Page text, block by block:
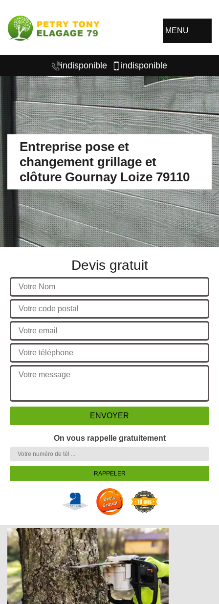
MENU
indisponible indisponible
Entreprise pose et
changement grillage et
clôture Gournay Loize 79110
Devis gratuit
On vous rappelle gratuitement